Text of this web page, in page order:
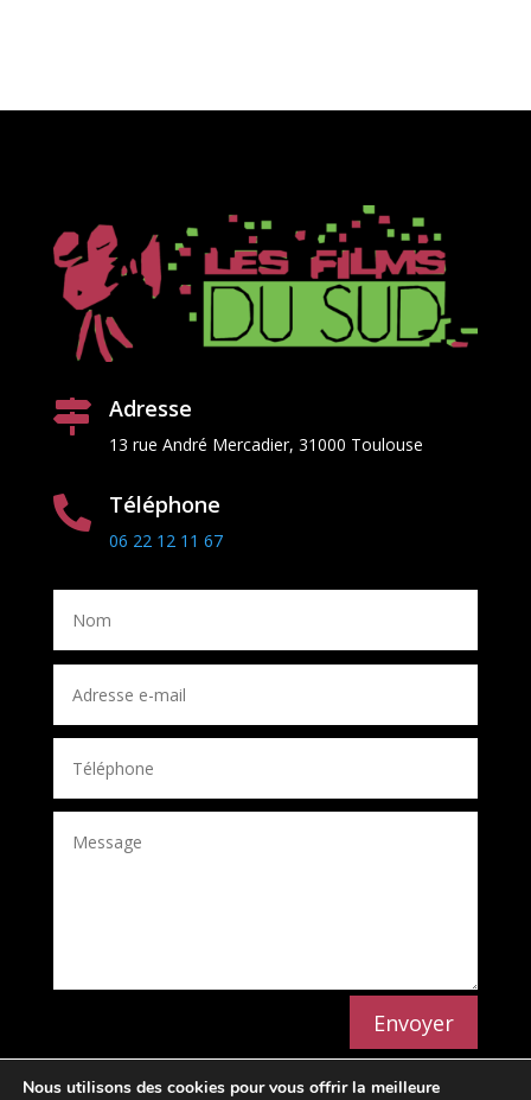
 Adresse
13 rue André Mercadier, 31000 Toulouse
 Téléphone
06 22 12 11 67
Envoyer
Nous utilisons des cookies pour vous offrir la meilleure